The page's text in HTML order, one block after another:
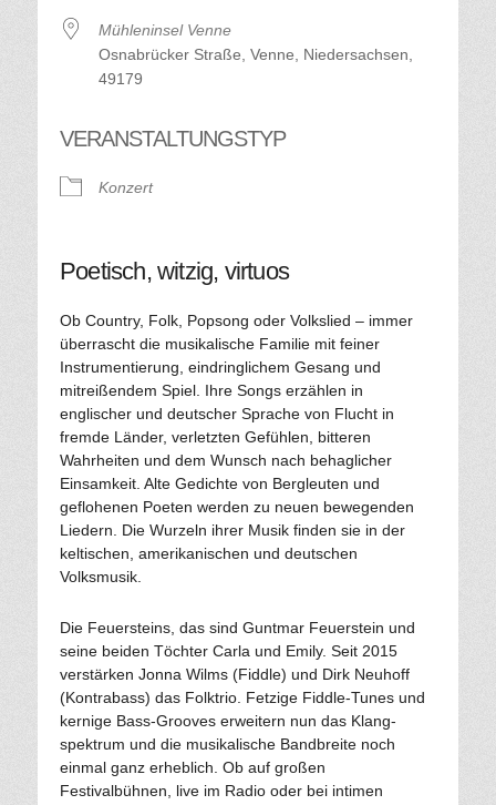
Mühleninsel Venne
Osnabrücker Straße, Venne, Niedersachsen,
49179
VERANSTALTUNGSTYP
Konzert
Poetisch, witzig, virtuos
Ob Country, Folk, Popsong oder Volkslied – immer
überrascht die musikalische Familie mit feiner
Instrumentierung, eindringlichem Gesang und
mitreißendem Spiel. Ihre Songs erzählen in
englischer und deutscher Sprache von Flucht in
fremde Länder, verletzten Gefühlen, bitteren
Wahrheiten und dem Wunsch nach behaglicher
Einsamkeit. Alte Gedichte von Bergleuten und
geflohenen Poeten werden zu neuen bewegenden
Liedern. Die Wurzeln ihrer Musik finden sie in der
keltischen, amerikanischen und deutschen
Volksmusik.
Die Feuersteins, das sind Guntmar Feuerstein und
seine beiden Töchter Carla und Emily. Seit 2015
verstärken Jonna Wilms (Fiddle) und Dirk Neuhoff
(Kontrabass) das Folktrio. Fetzige Fiddle-Tunes und
kernige Bass-Grooves erweitern nun das Klang-
spektrum und die musikalische Bandbreite noch
einmal ganz erheblich. Ob auf großen
Festivalbühnen, live im Radio oder bei intimen